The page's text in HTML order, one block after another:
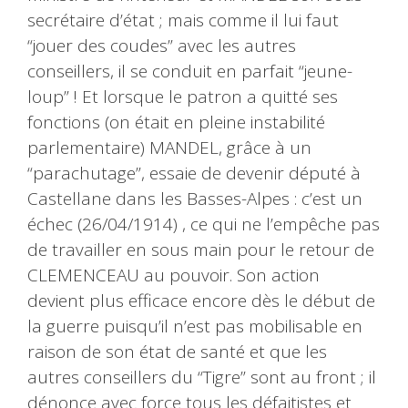
secrétaire d’état ; mais comme il lui faut
“jouer des coudes” avec les autres
conseillers, il se conduit en parfait “jeune-
loup” ! Et lorsque le patron a quitté ses
fonctions (on était en pleine instabilité
parlementaire) MANDEL, grâce à un
“parachutage”, essaie de devenir député à
Castellane dans les Basses-Alpes : c’est un
échec (26/04/1914) , ce qui ne l’empêche pas
de travailler en sous main pour le retour de
CLEMENCEAU au pouvoir. Son action
devient plus efficace encore dès le début de
la guerre puisqu’il n’est pas mobilisable en
raison de son état de santé et que les
autres conseillers du “Tigre” sont au front ; il
dénonce avec force tous les défaitistes et